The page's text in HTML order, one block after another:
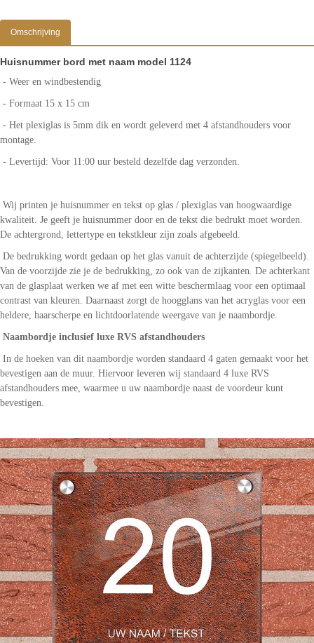
Omschrijving
Huisnummer bord met naam model 1124
- Weer en windbestendig
- Formaat 15 x 15 cm
- Het plexiglas is 5mm dik en wordt geleverd met 4 afstandhouders voor
montage.
- Levertijd: Voor 11:00 uur besteld dezelfde dag verzonden.
Wij printen je huisnummer en tekst op glas / plexiglas van hoogwaardige
kwaliteit. Je geeft je huisnummer door en de tekst die bedrukt moet worden.
De achtergrond, lettertype en tekstkleur zijn zoals afgebeeld.
De bedrukking wordt gedaan op het glas vanuit de achterzijde (spiegelbeeld).
Van de voorzijde zie je de bedrukking, zo ook van de zijkanten. De achterkant
van de glasplaat werken we af met een witte beschermlaag voor een optimaal
contrast van kleuren. Daarnaast zorgt de hoogglans van het acryglas voor een
heldere, haarscherpe en lichtdoorlatende weergave van je naambordje.
Naambordje inclusief luxe RVS afstandhouders
In de hoeken van dit naambordje worden standaard 4 gaten gemaakt voor het
bevestigen aan de muur. Hiervoor leveren wij standaard 4 luxe RVS
afstandhouders mee, waarmee u uw naambordje naast de voordeur kunt
bevestigen.